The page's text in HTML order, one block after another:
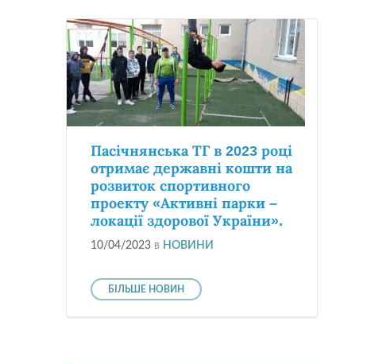
Пасічнянська ТГ в 2023 році
отримає державні кошти на
розвиток спортивного
проекту «Активні парки –
локації здорової України».
10/04/2023 в НОВИНИ
БІЛЬШЕ НОВИН